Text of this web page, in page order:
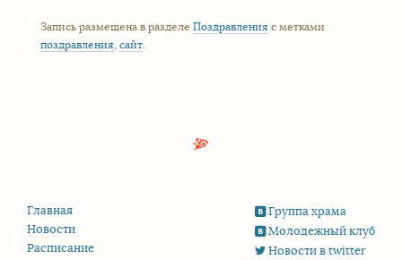
Запись размещена в разделе Поздравления с метками
поздравления сайт
Группа храма
Молодежный клуб
Новости в twitter
Главная
Новости
Расписание